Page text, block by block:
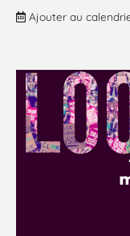
Ajouter au